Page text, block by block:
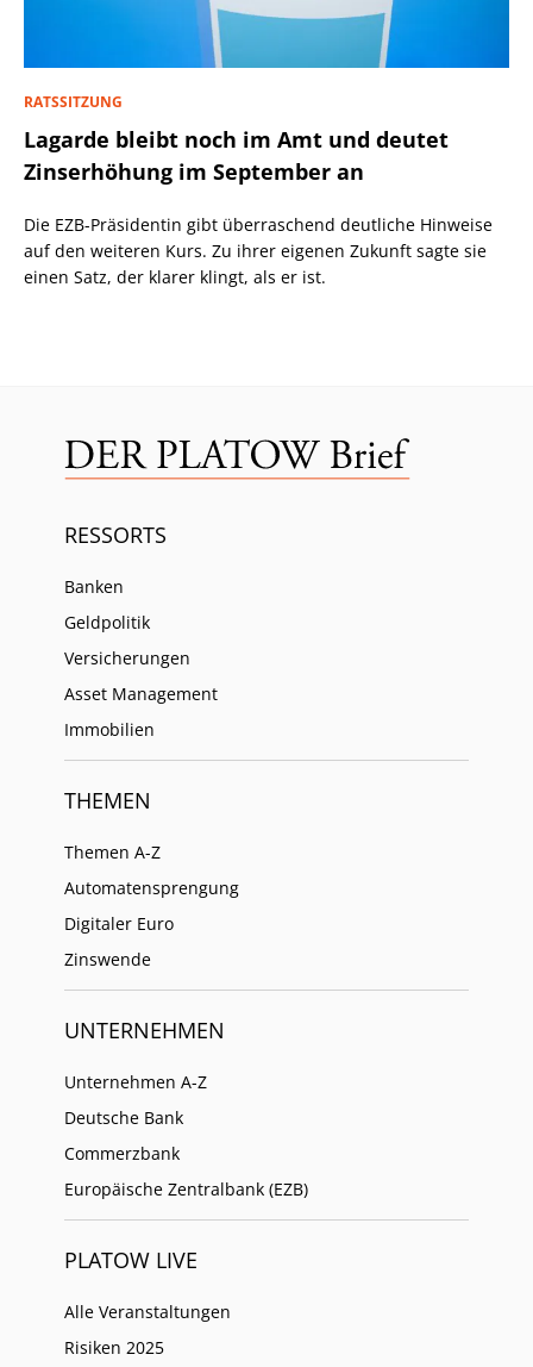
RATSSITZUNG
Lagarde bleibt noch im Amt und deutet
Zinserhöhung im September an
Die EZB-Präsidentin gibt überraschend deutliche Hinweise
auf den weiteren Kurs. Zu ihrer eigenen Zukunft sagte sie
einen Satz, der klarer klingt, als er ist.
RESSORTS
Banken
Geldpolitik
Versicherungen
Asset Management
Immobilien
THEMEN
Themen A-Z
Automatensprengung
Digitaler Euro
Zinswende
UNTERNEHMEN
Unternehmen A-Z
Deutsche Bank
Commerzbank
Europäische Zentralbank (EZB)
PLATOW LIVE
Alle Veranstaltungen
Risiken 2025